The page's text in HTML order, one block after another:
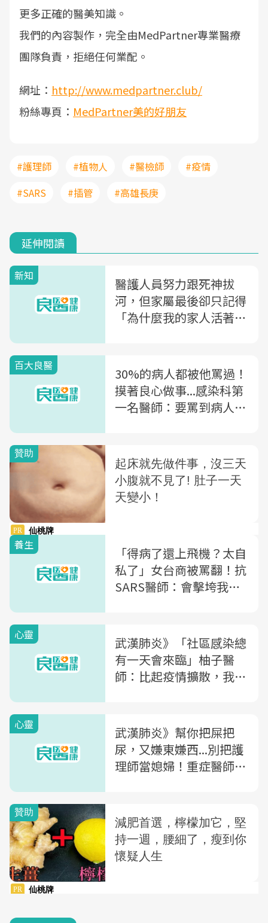
更多正確的醫美知識。
我們的內容製作，完全由MedPartner專業醫療
團隊負責，拒絕任何業配。
網址： http://www.medpartner.club/
粉絲專頁： MedPartner美的好朋友
#護理師 #植物人 #醫檢師
#疫情
#SARS
#插管 #高雄長庚
延伸閱讀
新知
醫護人員努力跟死神拔
河，但家屬最後卻只記得
「為什麼我的家人活著進
百大良醫
30%的病人都被他罵過！
摸著良心做事...感染科第
一名醫師：要罵到病人還
養生
「得病了還上飛機？太自
私了」女台商被罵翻！抗
SARS醫師：會擊垮我們
心靈
武漢肺炎》「社區感染總
有一天會來臨」柚子醫
師：比起疫情擴散，我們
心靈
武漢肺炎》幫你把屎把
尿，又嫌東嫌西...別把護
理師當媳婦！重症醫師